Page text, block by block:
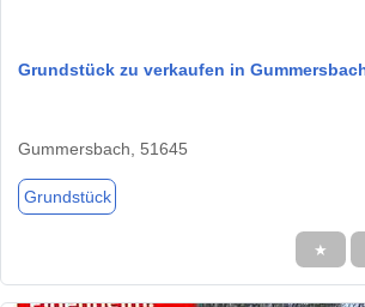
Grundstück zu verkaufen in
Gummersbach, 51645
Grundstück
★